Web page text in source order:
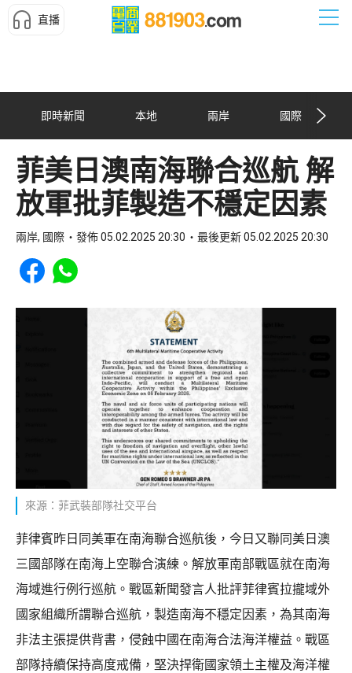
直播
即時新聞 本地 兩岸 國際
菲美日澳南海聯合巡航 解
放軍批菲製造不穩定因素
兩岸, 國際 發佈 05.02.2025 20:30 最後更新 05.02.2025 20:30
Share to Facebook
Share to WhatsApp
來源：菲武裝部隊社交平台
菲律賓昨日同美軍在南海聯合巡航後，今日又聯同美日澳
三國部隊在南海上空聯合演練。解放軍南部戰區就在南海
海域進行例行巡航。戰區新聞發言人批評菲律賓拉攏域外
國家組織所謂聯合巡航，製造南海不穩定因素，為其南海
非法主張提供背書，侵蝕中國在南海合法海洋權益。戰區
部隊持續保持高度戒備，堅決捍衛國家領土主權及海洋權